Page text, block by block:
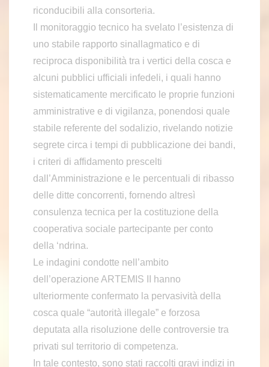
riconducibili alla consorteria.
Il monitoraggio tecnico ha svelato l’esistenza di
uno stabile rapporto sinallagmatico e di
reciproca disponibilità tra i vertici della cosca e
alcuni pubblici ufficiali infedeli, i quali hanno
sistematicamente mercificato le proprie funzioni
amministrative e di vigilanza, ponendosi quale
stabile referente del sodalizio, rivelando notizie
segrete circa i tempi di pubblicazione dei bandi,
i criteri di affidamento prescelti
dall’Amministrazione e le percentuali di ribasso
delle ditte concorrenti, fornendo altresì
consulenza tecnica per la costituzione della
cooperativa sociale partecipante per conto
della ‘ndrina.
Le indagini condotte nell’ambito
dell’operazione ARTEMIS II hanno
ulteriormente confermato la pervasività della
cosca quale “autorità illegale” e forzosa
deputata alla risoluzione delle controversie tra
privati sul territorio di competenza.
In tale contesto, sono stati raccolti gravi indizi in